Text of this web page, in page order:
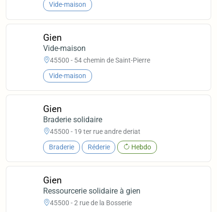
Vide-maison
Gien
Vide-maison
45500 - 54 chemin de Saint-Pierre
Vide-maison
Gien
Braderie solidaire
45500 - 19 ter rue andre deriat
Braderie Réderie Hebdo
Gien
Ressourcerie solidaire à gien
45500 - 2 rue de la Bosserie